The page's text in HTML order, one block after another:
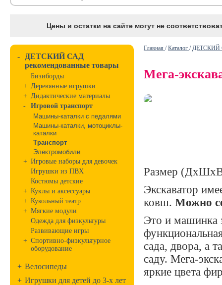
Цены и остатки на сайте могут не
-
ДЕТСКИЙ САД
рекомендованные товары
Бизиборды
+ Деревянные игрушки
+ Дидактические материалы
-
Игровой транспорт
Машины-каталки с педалями
Машины-каталки, мотоциклы-
каталки
Транспорт
Электромобили
+ Игровые наборы для девочек
Игрушки из ПВХ
Костюмы детские
+ Куклы и аксессуары
+ Кукольный театр
+ Мягкие модули
Одежда для физкультуры
Развивающие игры
+ Спортивно-физкультурное
оборудование
+ Велосипеды
+ Игрушки для детей до 3-х лет
Главная /Каталог /ДЕТСКИЙ
Мега-
Размер
Экскаватор
ковш. Можно
Это и машинка
сада, двора, а
саду. Мега-
яркие цвета